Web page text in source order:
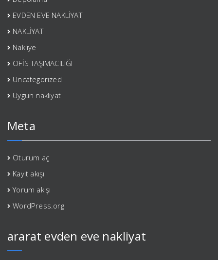
EVDEN EVE NAKLİYAT
NAKLİYAT
Nakliye
OFİS TAŞIMACILIĞI
Uncategorized
Uygun nakliyat
Meta
Oturum aç
Kayıt akışı
Yorum akışı
WordPress.org
ararat evden eve nakliyat